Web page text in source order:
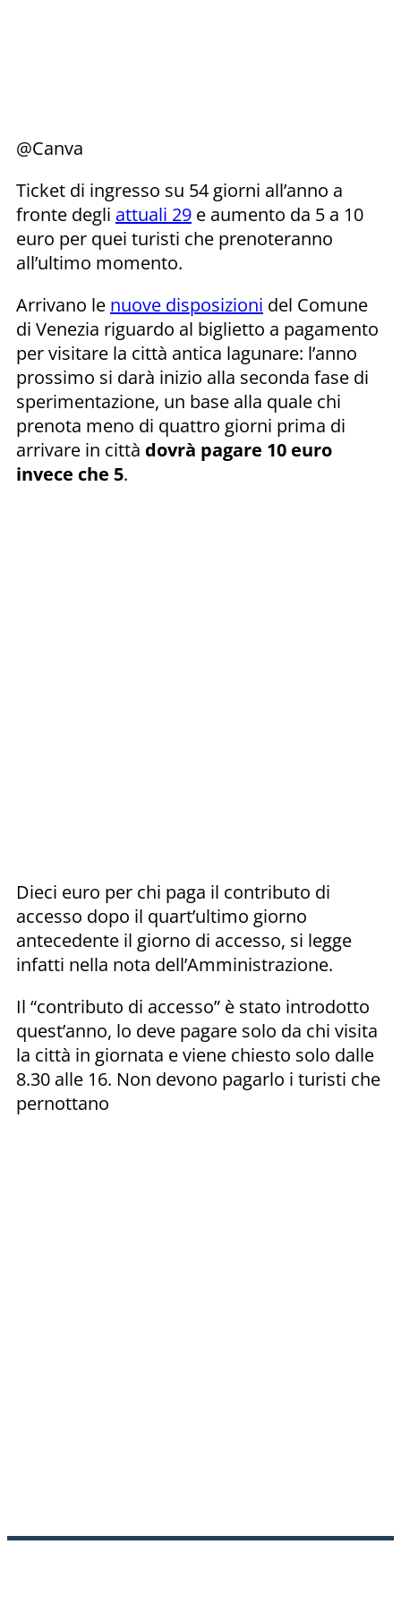
@Canva
Ticket di ingresso su 54 giorni all’anno a
fronte degli attuali 29 e aumento da 5 a 10
euro per quei turisti che prenoteranno
all’ultimo momento.
Arrivano le nuove disposizioni del Comune
di Venezia riguardo al biglietto a pagamento
per visitare la città antica lagunare: l’anno
prossimo si darà inizio alla seconda fase di
sperimentazione, un base alla quale chi
prenota meno di quattro giorni prima di
arrivare in città dovrà pagare 10 euro
invece che 5.
Dieci euro per chi paga il contributo di
accesso dopo il quart’ultimo giorno
antecedente il giorno di accesso, si legge
infatti nella nota dell’Amministrazione.
Il “contributo di accesso” è stato introdotto
quest’anno, lo deve pagare solo da chi visita
la città in giornata e viene chiesto solo dalle
8.30 alle 16. Non devono pagarlo i turisti che
pernottano